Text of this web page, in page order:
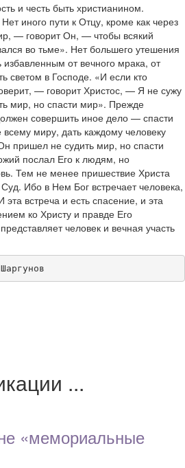
и честь быть христианином.
иного пути к Отцу, кроме как через
— говорит Он, — чтобы всякий
во тьме». Нет большего утешения
от вечного мрака, от
светом в Господе. «И если кто
— говорит Христос, — Я не сужу
мир, но спасти мир». Прежде
совершить иное дело — спасти
миру, дать каждому человеку
пришел не судить мир, но спасти
послал Его к людям, но
Тем не менее пришествие Христа
Ибо в Нем Бог встречает человека,
эта встреча и есть спасение, и эта
ко Христу и правде Его
человек и вечная участь
...
«мемориальные